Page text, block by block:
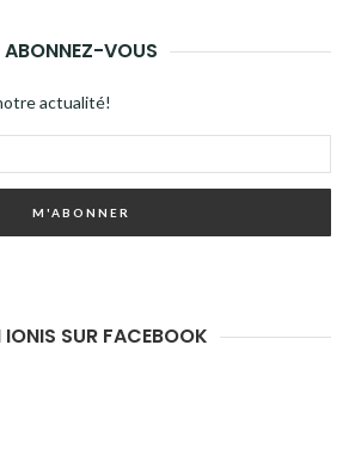
ABONNEZ-VOUS
actualité!
M'ABONNER
IONIS SUR FACEBOOK